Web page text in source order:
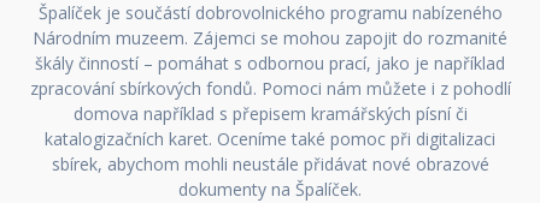
Špalíček je součástí dobrovolnického programu nabízeného
Národním muzeem. Zájemci se mohou zapojit do rozmanité
škály činností – pomáhat s odbornou prací, jako je například
zpracování sbírkových fondů. Pomoci nám můžete i z pohodlí
domova například s přepisem kramářských písní či
katalogizačních karet. Oceníme také pomoc při digitalizaci
sbírek, abychom mohli neustále přidávat nové obrazové
dokumenty na Špalíček.